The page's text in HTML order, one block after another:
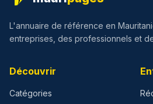
L'annuaire de référence en
entreprises, des professionnels et
Découvrir
Catégories